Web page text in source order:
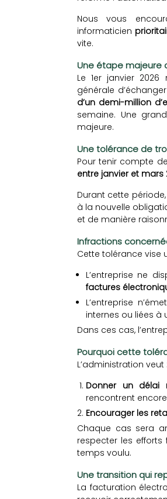
Nous vous
informaticien
vite.
Une étape majeure
Le 1er janvier
générale
d’un demi-million
semaine. Une
majeure.
Une tolérance de
Pour tenir compte
entre janvier et mars
Durant cette période,
à la nouvelle
et de manière
Infractions
Cette tolérance vise
L’entreprise ne
factures
L’entreprise
internes ou liées à
Dans ces cas,
Pourquoi cette
L’administration veut :
Donner un délai
rencontrent
Encourager les
Chaque cas sera
respecter les
temps voulu.
Une transition qui
La facturation